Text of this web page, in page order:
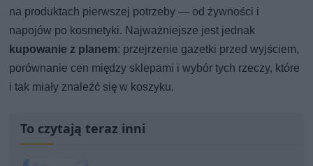
na produktach pierwszej potrzeby — od żywności i
napojów po kosmetyki. Najważniejsze jest jednak
kupowanie z planem: przejrzenie gazetki przed wyjściem,
porównanie cen między sklepami i wybór tych rzeczy, które
i tak miały znaleźć się w koszyku.
To czytają teraz inni